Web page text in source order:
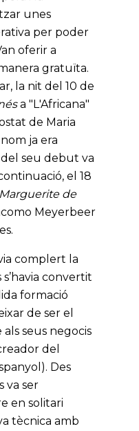
unes
per poder
oferir a
gratuïta.
la nit del 10 de
a "L'Africana"
de Maria
ja era
seu debut va
el 18
Marguerite de
Meyerbeer
complert la
convertit
formació
de ser el
seus negocis
del
Des
va ser
en solitari
tècnica amb